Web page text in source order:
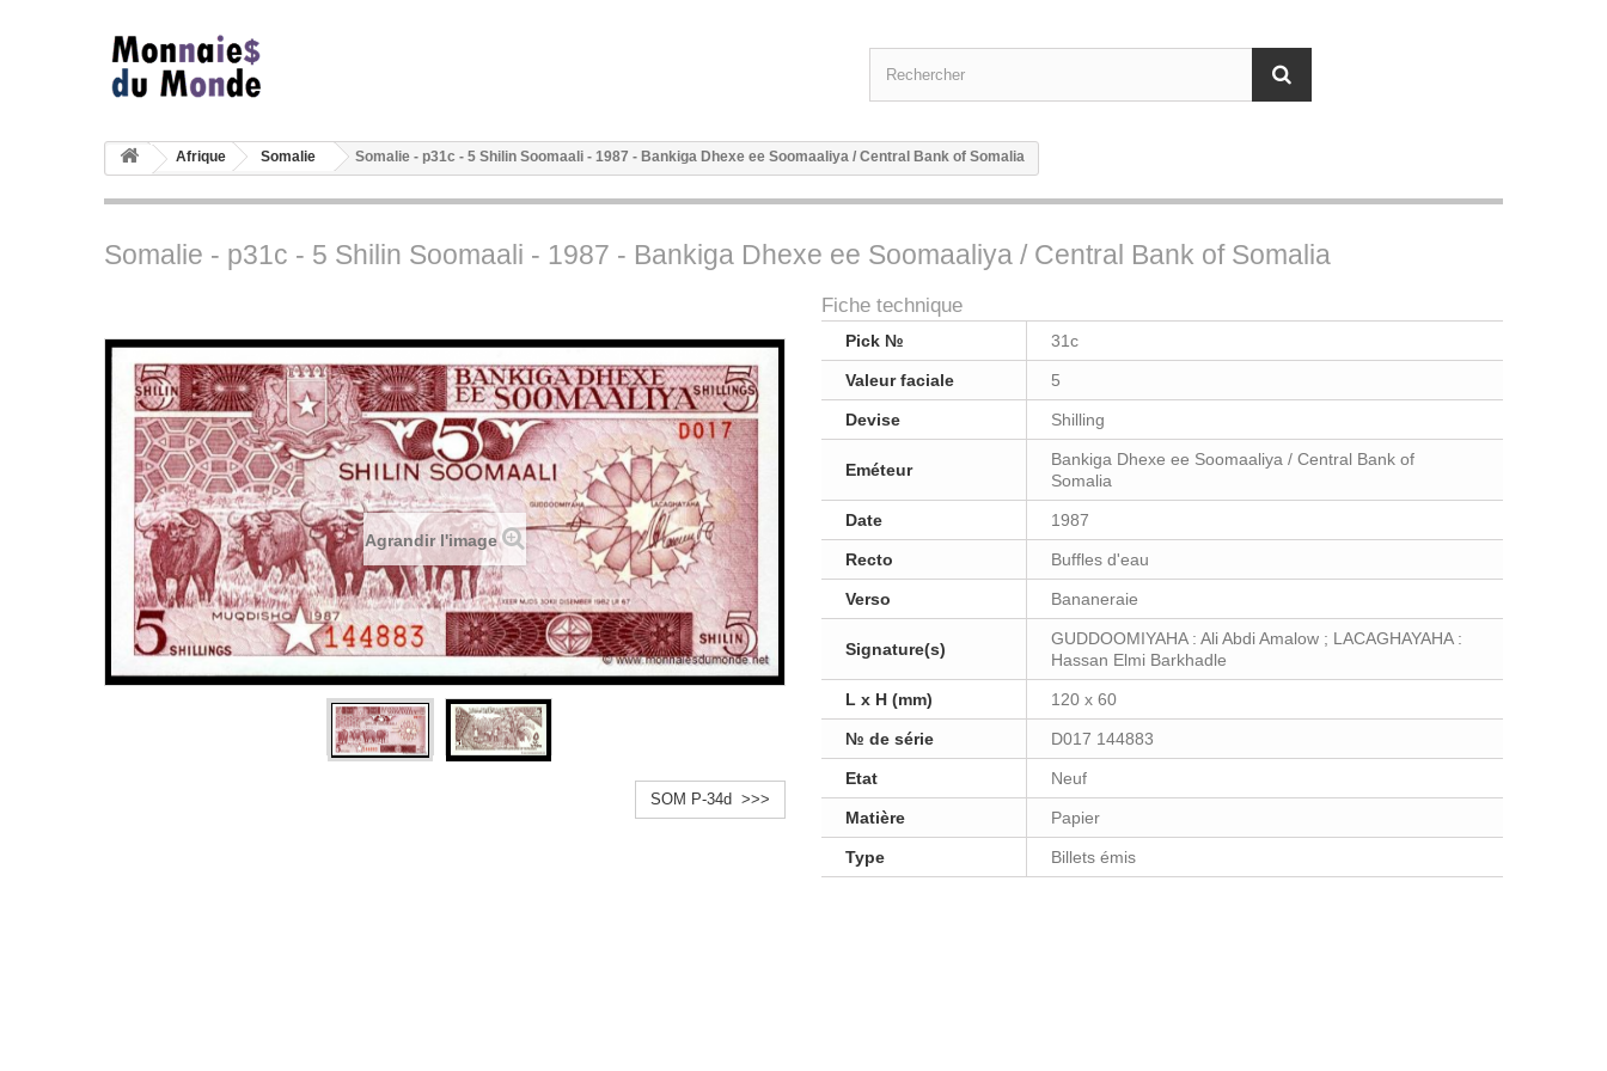
Afrique Somalie Somalie - p31c - 5 Shilin Soomaali - 1987 - Bankiga Dhexe ee Soomaaliya / Central Bank of Somalia
Somalie - p31c - 5 Shilin Soomaali - 1987 - Bankiga Dhexe ee Soomaaliya / Central Bank of Somalia
Agrandir l'image
SOM P-34d >>>
Fiche technique
Pick № 31c
Valeur faciale 5
Devise Shilling
Eméteur
Bankiga Dhexe ee Soomaaliya / Central Bank of
Somalia
Date 1987
Recto Buffles d'eau
Verso Bananeraie
Signature(s)
GUDDOOMIYAHA : Ali Abdi Amalow ; LACAGHAYAHA :
Hassan Elmi Barkhadle
L x H (mm) 120 x 60
№ de série D017 144883
Etat Neuf
Matière Papier
Type Billets émis